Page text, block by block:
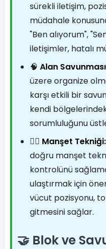
sürekli iletişim,
müdahale
"Ben alıyorum",
iletişimler, hatalı
🧠 Alan
üzere organize
karşı etkili bir
kendi
sorumluluğunu
🤸‍♀️ Manşet Tekniği:
doğru manşet
kontrolünü
ulaştırmak için
vücut pozisyonu,
gitmesini sağlar.
🤝 Blok ve